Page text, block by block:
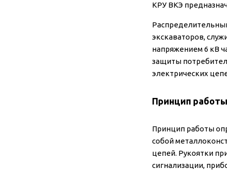
КРУ ВКЭ
экскаваторов,
напряжением 6 кВ
защиты
электрических
Принцип работы
Принцип работы
собой
цепей. Рукоятки
сигнализации,